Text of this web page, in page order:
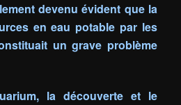
devenu évident que la
en eau potable par les
un grave problème
la découverte et le